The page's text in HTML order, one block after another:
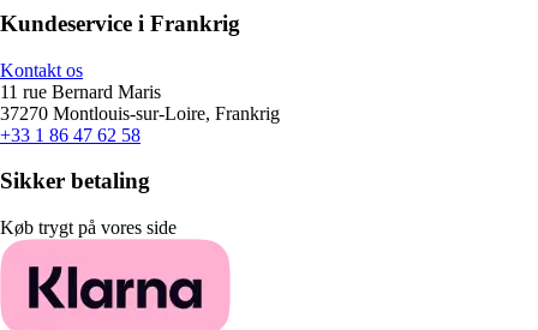
Kundeservice i Frankrig
Kontakt os
11 rue Bernard Maris
37270 Montlouis-sur-Loire, Frankrig
+33 1 86 47 62 58
Sikker betaling
Køb trygt på vores side